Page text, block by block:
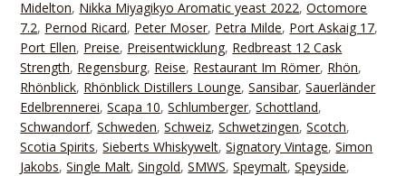
Midelton, Nikka Miyagikyo Aromatic yeast 2022,Octomore
7.2, Pernod Ricard, Peter Moser, Petra Milde, Port Askaig 17,
Port Ellen, Preise, Preisentwicklung, Redbreast 12 Cask
Strength, Regensburg, Reise, Restaurant Im Römer, Rhön,
Rhönblick, Rhönblick Distillers Lounge,Sansibar,Sauerländer
Edelbrennerei,Scapa 10,Schlumberger,Schottland,
Schwandorf,Schweden,Schweiz,Schwetzingen,Scotch,
Scotia Spirits,Sieberts Whiskywelt,Signatory Vintage,Simon
Jakobs,Single Malt,Singold,SMWS,Speymalt,Speyside,